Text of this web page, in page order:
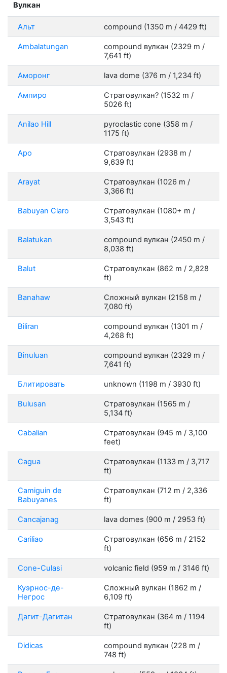
Вулкан
Альт compound (1350 m / 4429 ft)
Ambalatungan
compound вулкан (2329 m /
7,641 ft)
Аморонг lava dome (376 m / 1,234 ft)
Ампиро
Стратовулкан? (1532 m /
5026 ft)
Anilao Hill
pyroclastic cone (358 m /
1175 ft)
Apo
Стратовулкан (2938 m /
9,639 ft)
Arayat
Стратовулкан (1026 m /
3,366 ft)
Babuyan Claro
Стратовулкан (1080+ m /
3,543 ft)
Balatukan
compound вулкан (2450 m /
8,038 ft)
Balut
Стратовулкан (862 m / 2,828
ft)
Banahaw
Сложный вулкан (2158 m /
7,080 ft)
Biliran
compound вулкан (1301 m /
4,268 ft)
Binuluan
compound вулкан (2329 m /
7,641 ft)
Блитировать unknown (1198 m / 3930 ft)
Bulusan
Стратовулкан (1565 m /
5,134 ft)
Cabalian
Стратовулкан (945 m / 3,100
feet)
Cagua
Стратовулкан (1133 m / 3,717
ft)
Camiguin de
Babuyanes
Стратовулкан (712 m / 2,336
ft)
Cancajanag lava domes (900 m / 2953 ft)
Cariliao
Стратовулкан (656 m / 2152
ft)
Cone-Culasi volcanic field (959 m / 3146 ft)
Куэрнос-де-
Негрос
Сложный вулкан (1862 m /
6,109 ft)
Дагит-Дагитан
Стратовулкан (364 m / 1194
ft)
Didicas
compound вулкан (228 m /
748 ft)